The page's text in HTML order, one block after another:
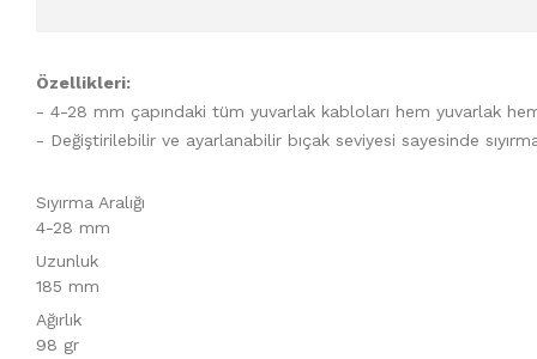
Özellikleri:
- 4-28 mm çapındaki tüm yuvarlak kabloları hem yuvarlak
- Değiştirilebilir ve ayarlanabilir bıçak seviyesi sayesinde
Sıyırma Aralığı
4-28 mm
Uzunluk
185 mm
Ağırlık
98 gr